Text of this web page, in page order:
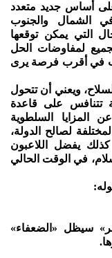
أساس جديد متعدد
الشمال والجنوب
التي يمكن توقعها
لمفاوضات الحل
في أقرب فرصة يرى
ويعني أن تتحول
تتنافس على قاعدة
المزايا السلطوية
لصالح الدولة،
يفضل اللاعبون
في الوقت الحالي
سيظل «الضعفاء»